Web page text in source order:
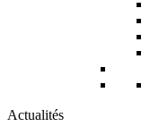
Actualités